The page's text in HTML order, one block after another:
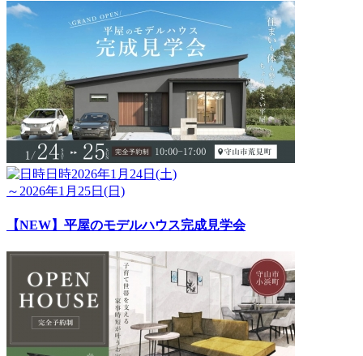
日時2026年1月24日(土)
～2026年1月25日(日)
【NEW】平屋のモデルハウス完成見学会